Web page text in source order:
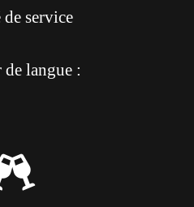
service
de langue :